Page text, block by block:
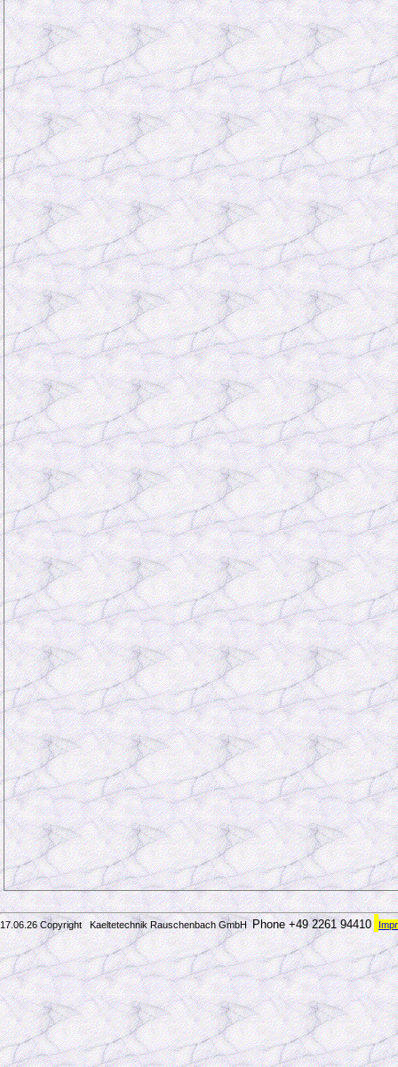
17.06.26 Copyright Kaeltetechnik Rauschenbach GmbHPhone +49 2261 94410